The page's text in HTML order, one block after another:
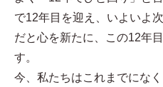
で12年目を迎え、いよいよ
だと心を新たに、この12年
す。
今、私たちはこれまでにな